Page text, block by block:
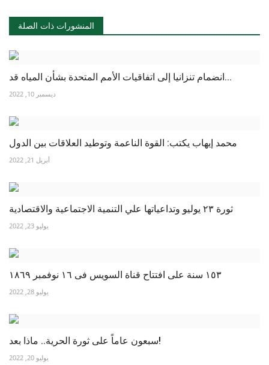
المنشورات ذات الصلة
انضمام تنزانيا إلى اتفاقيات الأمم المتحدة بشأن المياه قد...
ديسمبر 10, 2022
محمد إيهاب يكتب: القوة الناعمة وتوطيد العلاقات بين الدول
أبريل 21, 2022
ثورة ٢٣ يوليو وتداعياتها علي التنمية الاجتماعية والاقتصادية
يوليو 23, 2022
١٥٣ سنة على افتتاح قناة السويس فى ١٦ نوفمبر ١٨٦٩
يوليو 28, 2022
سبعون عاماً على ثورة الحرية.. ماذا بعد!
يوليو 20, 2022